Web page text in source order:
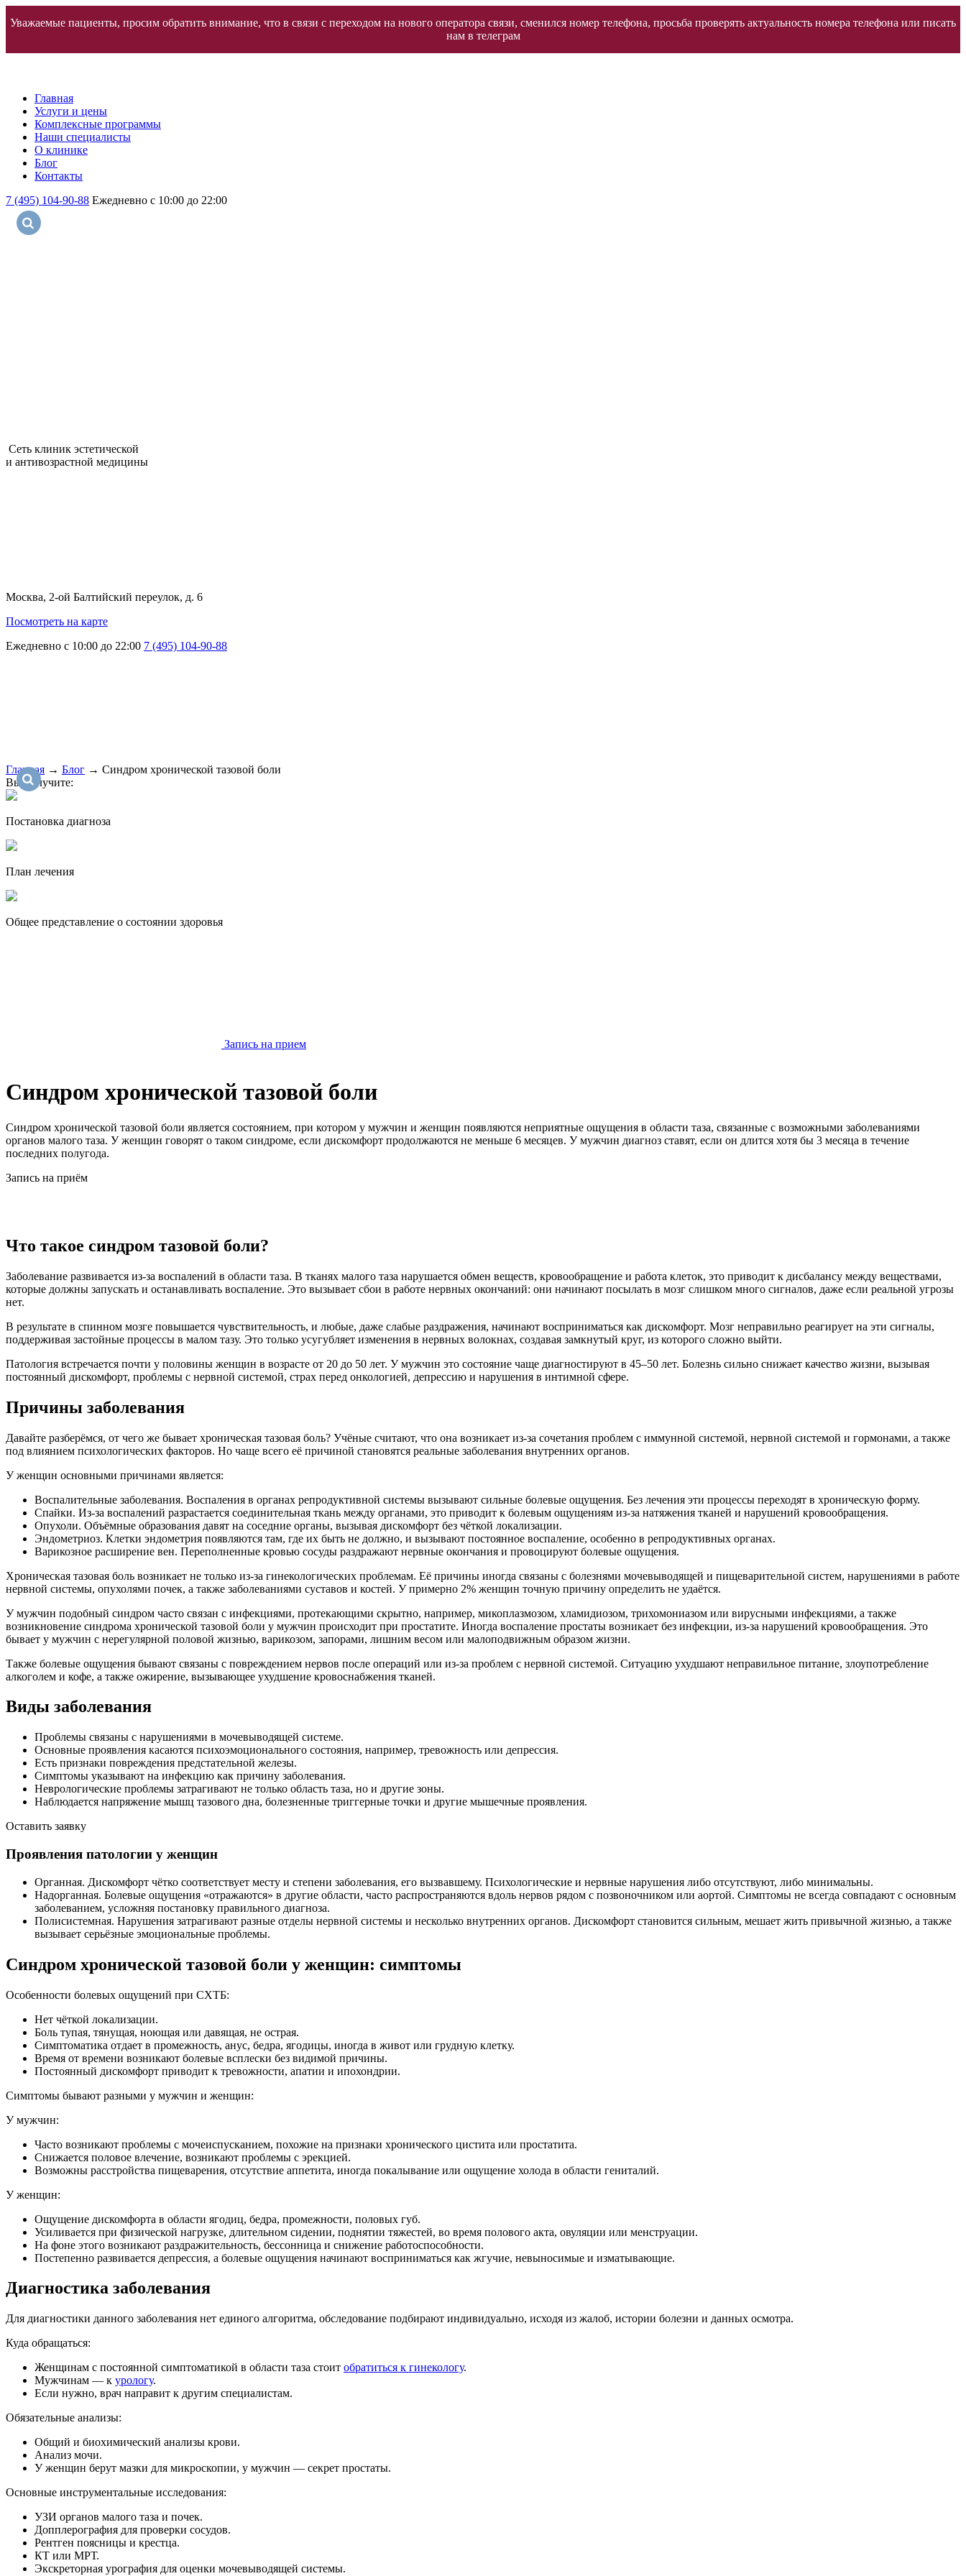
Уважаемые пациенты, просим обратить внимание, что в связи с переходом на нового оператора связи, сменился номер телефона, просьба проверять актуальность номера телефона или писать
нам в телеграм
Главная
Услуги и цены
Комплексные программы
Наши специалисты
О клинике
Блог
Контакты
7 (495) 104-90-88 Ежедневно с 10:00 до 22:00
Сеть клиник эстетической
и антивозрастной медицины
Москва, 2-ой Балтийский переулок, д. 6
Посмотреть на карте
Ежедневно с 10:00 до 22:00 7 (495) 104-90-88
Главная → Блог → Cиндром хронической тазовой боли
Вы получите:
Постановка диагноза
План лечения
Общее представление о состоянии здоровья
Запись на прием
Cиндром хронической тазовой боли
Cиндром хронической тазовой боли является состоянием, при котором у мужчин и женщин появляются неприятные ощущения в области таза, связанные с возможными заболеваниями
органов малого таза. У женщин говорят о таком синдроме, если дискомфорт продолжаются не меньше 6 месяцев. У мужчин диагноз ставят, если он длится хотя бы 3 месяца в течение
последних полугода.
Запись на приём
Что такое синдром тазовой боли?
Заболевание развивается из-за воспалений в области таза. В тканях малого таза нарушается обмен веществ, кровообращение и работа клеток, это приводит к дисбалансу между веществами,
которые должны запускать и останавливать воспаление. Это вызывает сбои в работе нервных окончаний: они начинают посылать в мозг слишком много сигналов, даже если реальной угрозы
нет.
В результате в спинном мозге повышается чувствительность, и любые, даже слабые раздражения, начинают восприниматься как дискомфорт. Мозг неправильно реагирует на эти сигналы,
поддерживая застойные процессы в малом тазу. Это только усугубляет изменения в нервных волокнах, создавая замкнутый круг, из которого сложно выйти.
Патология встречается почти у половины женщин в возрасте от 20 до 50 лет. У мужчин это состояние чаще диагностируют в 45–50 лет. Болезнь сильно снижает качество жизни, вызывая
постоянный дискомфорт, проблемы с нервной системой, страх перед онкологией, депрессию и нарушения в интимной сфере.
Причины заболевания
Давайте разберёмся, от чего же бывает хроническая тазовая боль? Учёные считают, что она возникает из-за сочетания проблем с иммунной системой, нервной системой и гормонами, а также
под влиянием психологических факторов. Но чаще всего её причиной становятся реальные заболевания внутренних органов.
У женщин основными причинами является:
Воспалительные заболевания. Воспаления в органах репродуктивной системы вызывают сильные болевые ощущения. Без лечения эти процессы переходят в хроническую форму.
Спайки. Из-за воспалений разрастается соединительная ткань между органами, это приводит к болевым ощущениям из-за натяжения тканей и нарушений кровообращения.
Опухоли. Объёмные образования давят на соседние органы, вызывая дискомфорт без чёткой локализации.
Эндометриоз. Клетки эндометрия появляются там, где их быть не должно, и вызывают постоянное воспаление, особенно в репродуктивных органах.
Варикозное расширение вен. Переполненные кровью сосуды раздражают нервные окончания и провоцируют болевые ощущения.
Хроническая тазовая боль возникает не только из-за гинекологических проблемам. Её причины иногда связаны с болезнями мочевыводящей и пищеварительной систем, нарушениями в работе
нервной системы, опухолями почек, а также заболеваниями суставов и костей. У примерно 2% женщин точную причину определить не удаётся.
У мужчин подобный синдром часто связан с инфекциями, протекающими скрытно, например, микоплазмозом, хламидиозом, трихомониазом или вирусными инфекциями, а также
возникновение синдрома хронической тазовой боли у мужчин происходит при простатите. Иногда воспаление простаты возникает без инфекции, из-за нарушений кровообращения. Это
бывает у мужчин с нерегулярной половой жизнью, варикозом, запорами, лишним весом или малоподвижным образом жизни.
Также болевые ощущения бывают связаны с повреждением нервов после операций или из-за проблем с нервной системой. Ситуацию ухудшают неправильное питание, злоупотребление
алкоголем и кофе, а также ожирение, вызывающее ухудшение кровоснабжения тканей.
Виды заболевания
Проблемы связаны с нарушениями в мочевыводящей системе.
Основные проявления касаются психоэмоционального состояния, например, тревожность или депрессия.
Есть признаки повреждения предстательной железы.
Симптомы указывают на инфекцию как причину заболевания.
Неврологические проблемы затрагивают не только область таза, но и другие зоны.
Наблюдается напряжение мышц тазового дна, болезненные триггерные точки и другие мышечные проявления.
Оставить заявку
Проявления патологии у женщин
Органная. Дискомфорт чётко соответствует месту и степени заболевания, его вызвавшему. Психологические и нервные нарушения либо отсутствуют, либо минимальны.
Надорганная. Болевые ощущения «отражаются» в другие области, часто распространяются вдоль нервов рядом с позвоночником или аортой. Симптомы не всегда совпадают с основным
заболеванием, усложняя постановку правильного диагноза.
Полисистемная. Нарушения затрагивают разные отделы нервной системы и несколько внутренних органов. Дискомфорт становится сильным, мешает жить привычной жизнью, а также
вызывает серьёзные эмоциональные проблемы.
Cиндром хронической тазовой боли у женщин: симптомы
Особенности болевых ощущений при СХТБ:
Нет чёткой локализации.
Боль тупая, тянущая, ноющая или давящая, не острая.
Симптоматика отдает в промежность, анус, бедра, ягодицы, иногда в живот или грудную клетку.
Время от времени возникают болевые всплески без видимой причины.
Постоянный дискомфорт приводит к тревожности, апатии и ипохондрии.
Симптомы бывают разными у мужчин и женщин:
У мужчин:
Часто возникают проблемы с мочеиспусканием, похожие на признаки хронического цистита или простатита.
Снижается половое влечение, возникают проблемы с эрекцией.
Возможны расстройства пищеварения, отсутствие аппетита, иногда покалывание или ощущение холода в области гениталий.
У женщин:
Ощущение дискомфорта в области ягодиц, бедра, промежности, половых губ.
Усиливается при физической нагрузке, длительном сидении, поднятии тяжестей, во время полового акта, овуляции или менструации.
На фоне этого возникают раздражительность, бессонница и снижение работоспособности.
Постепенно развивается депрессия, а болевые ощущения начинают восприниматься как жгучие, невыносимые и изматывающие.
Диагностика заболевания
Для диагностики данного заболевания нет единого алгоритма, обследование подбирают индивидуально, исходя из жалоб, истории болезни и данных осмотра.
Куда обращаться:
Женщинам с постоянной симптоматикой в области таза стоит обратиться к гинекологу.
Мужчинам — к урологу.
Если нужно, врач направит к другим специалистам.
Обязательные анализы:
Общий и биохимический анализы крови.
Анализ мочи.
У женщин берут мазки для микроскопии, у мужчин — секрет простаты.
Основные инструментальные исследования:
УЗИ органов малого таза и почек.
Допплерография для проверки сосудов.
Рентген поясницы и крестца.
КТ или МРТ.
Экскреторная урография для оценки мочевыводящей системы.